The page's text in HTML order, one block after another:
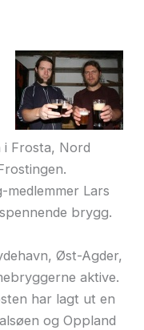
Frosta, Nord
Lars
brygg.
Øst-Agder,
aktive.
har lagt ut en
og Oppland